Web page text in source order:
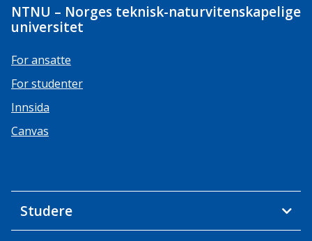
NTNU – Norges teknisk-naturvitenskapelige
universitet
For ansatte
For studenter
Innsida
Canvas
Studere